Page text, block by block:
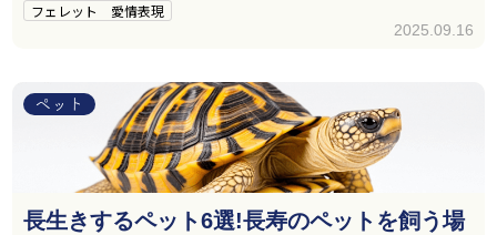
フェレット 愛情表現
2025.09.16
ペット
長生きするペット6選!長寿のペットを飼う場